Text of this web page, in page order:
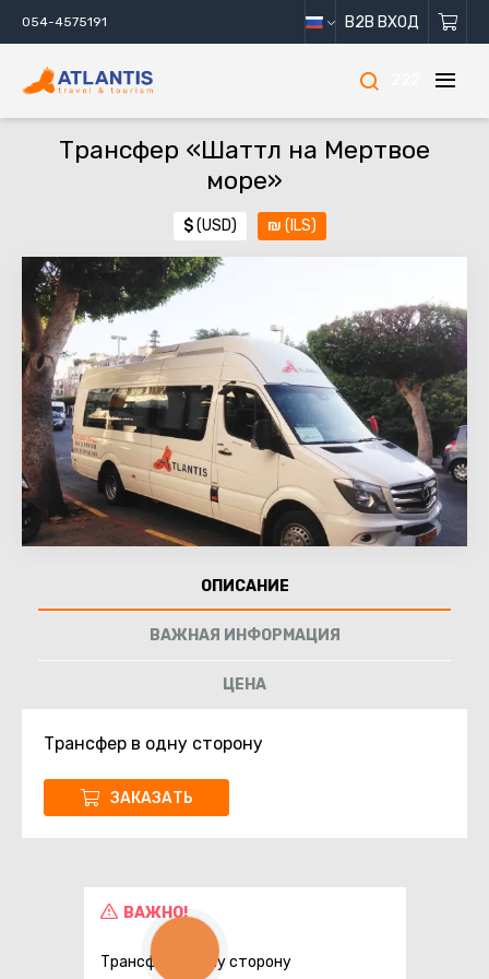
054-4575191 B2B ВХОД
Трансфер «Шаттл на Мертвое
море»
$(USD) ₪ (ILS)
ОПИСАНИЕ
ВАЖНАЯ ИНФОРМАЦИЯ
ЦЕНА
Трансфер в одну сторону
ЗАКАЗАТЬ
ВАЖНО!
Трансфер в одну сторону